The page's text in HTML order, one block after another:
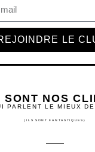
LE
SONT NOS
PARLENT LE MIEUX
(ILS SONT FANTASTIQUES)